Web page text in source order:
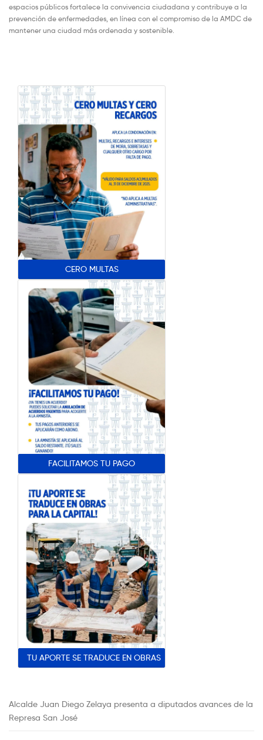
espacios públicos fortalece la convivencia ciudadana y contribuye a la
prevención de enfermedades, en línea con el compromiso de la AMDC de
mantener una ciudad más ordenada y sostenible.
CERO MULTAS
FACILITAMOS TU PAGO
TU APORTE SE TRADUCE EN OBRAS
Alcalde Juan Diego Zelaya presenta a diputados avances de la
Represa San José